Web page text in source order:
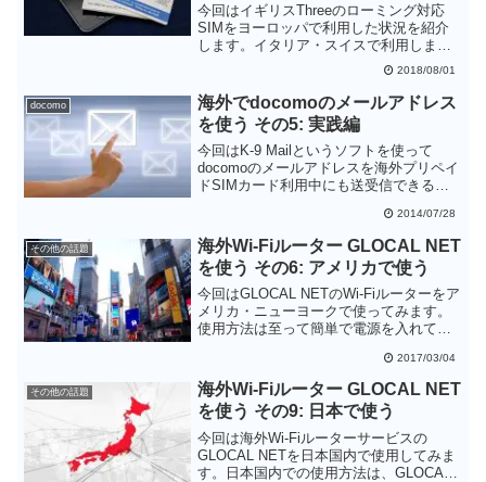
今回はイギリスThreeのローミング対応
SIMをヨーロッパで利用した状況を紹介
します。イタリア・スイスで利用しまし
たが、3G接続に制限されるものの問題な
くデータ通信を使うことができました。
日本のAmazonで簡単に購入することがで
きるので、ヨーロッパなどThreeが対応し
ている国に旅行する方にはお勧めできる
SIMカードです
2018/08/01
docomo
海外でdocomoのメールアドレス
を使う その5: 実践編
今回はK-9 Mailというソフトを使って
docomoのメールアドレスを海外プリペイ
ドSIMカード利用中にも送受信できるよ
れ替え」＆「iMoNiの利用」というトリッ
キーな方法を使っていたので、クラウド
化によってかなりシンプルになったと思
います。
2014/07/28
その他の話題
海外Wi-Fiルーター GLOCAL NET
を使う その6: アメリカで使う
今回はGLOCAL NETのWi-Fiルーターをア
メリカ・ニューヨークで使ってみます。
使用方法は至って簡単で電源を入れてス
トワークもLTEを使うことができ、スト
レスなくアメリカでスマホを使うことが
できました。
2017/03/04
その他の話題
海外Wi-Fiルーター GLOCAL NET
を使う その9: 日本で使う
今回は海外Wi-Fiルーターサービスの
GLOCAL NETを日本国内で使用してみま
す。日本国内での使用方法は、GLOCAL